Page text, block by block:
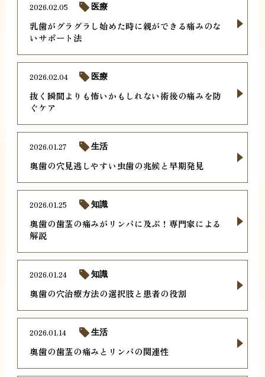
乳歯がグラグラし始めた時に親ができる痛みのな
いサポート法
2026.02.05 医療
抜く瞬間よりも怖いかもしれない術後の痛みを防
ぐケア
2026.02.04 医療
奥歯の穴見逃しやすい虫歯の兆候と早期発見
2026.01.27 生活
奥歯の歯茎の痛みがリンパに及ぶ！専門家による
解説
2026.01.25 知識
奥歯の穴治療方法の選択肢と患者の役割
2026.01.24 知識
奥歯の歯茎の痛みとリンパの関連性
2026.01.14 生活